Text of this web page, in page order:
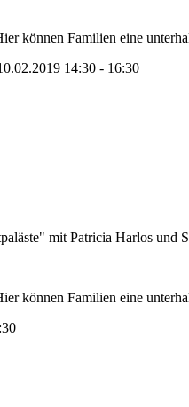
Familien eine
14:30 - 16:30
mit Patricia Harlos und
Familien eine